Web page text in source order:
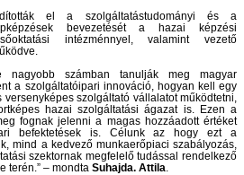
el a szolgáltatástudományi és a
bevezetését a hazai képzési
intézménnyel, valamint vezető
nagyobb számban tanulják meg magyar
a szolgáltatóipari innováció, hogyan kell egy
versenyképes szolgáltató vállalatot működtetni,
hazai szolgáltatási ágazat is. Ezen a
fognak jelenni a magas hozzáadott értéket
befektetések is. Célunk az hogy ezt a
mind a kedvező munkaerőpiaci szabályozás,
szektornak megfelelő tudással rendelkező
terén.” – mondta Suhajda. Attila.